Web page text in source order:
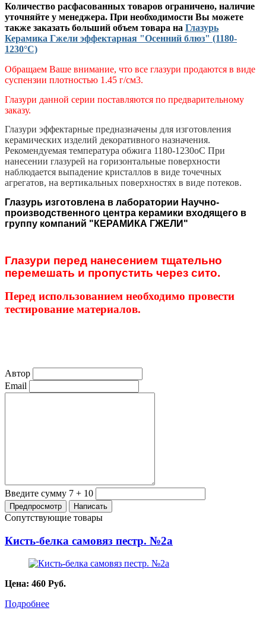
Количество расфасованных товаров ограничено, наличие
уточняйте у менеджера. При необходимости Вы можете
также заказать больший объем товара на Глазурь
Керамика Гжели эффектарная "Осенний блюз" (1180-
1230°С)
Обращаем Ваше внимание, что все глазури продаются в виде
суспензии плотностью 1.45 г/см3.
Глазури данной серии поставляются по предварительному
заказу.
Глазури эффектарные предназначены для изготовления
керамических изделий декоративного назначения.
Рекомендуемая температура обжига 1180-1230оС При
нанесении глазурей на горизонтальные поверхности
наблюдается выпадение кристаллов в виде точечных
агрегатов, на вертикальных поверхностях в виде потеков.
Глазурь изготовлена в лаборатории Научно-
производственного центра керамики входящего в
группу компаний "КЕРАМИКА ГЖЕЛИ"
Глазури перед нанесением тщательно
перемешать и пропустить через сито.
Перед использованием необходимо провести
тестирование материалов.
Автор
Email
Введите сумму 7 + 10
Сопутствующие товары
Кисть-белка самовяз пестр. №2а
Цена: 460 Руб.
Подробнее